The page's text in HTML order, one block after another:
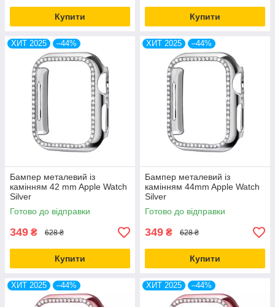
Купити Купити
ХИТ 2025 –44%
Бампер металевий із
камінням 42 mm Apple Watch
Silver
Готово до відправки
349 ₴ 628 ₴
Купити
ХИТ 2025 –44%
Бампер металевий із
камінням 44mm Apple Watch
Silver
Готово до відправки
349 ₴ 628 ₴
Купити
ХИТ 2025 –44% ХИТ 2025 –44%